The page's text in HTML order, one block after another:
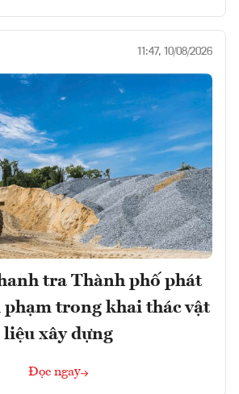
11:47, 10/08/2026
tra Thành phố phát
phạm trong khai thác vật
liệu xây dựng
Đọc ngay